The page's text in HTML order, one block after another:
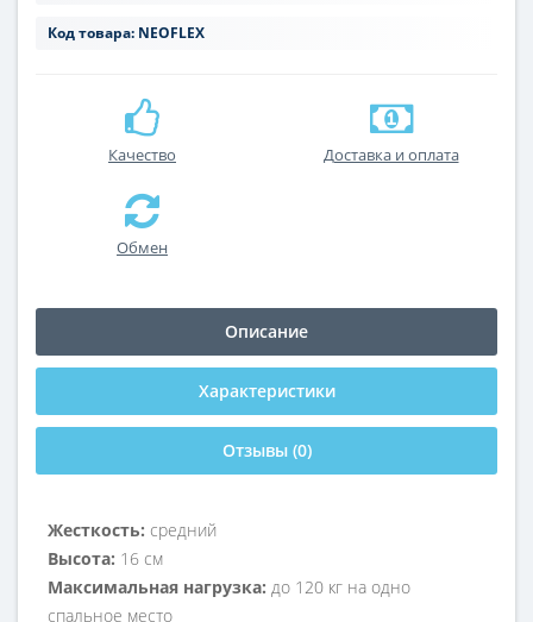
Код товара: NEOFLEX
Качество Доставка и оплата
Обмен
Описание
Характеристики
Отзывы (0)
Жесткость: средний
Высота: 16 см
Максимальная нагрузка: до 120 кг на одно
спальное место